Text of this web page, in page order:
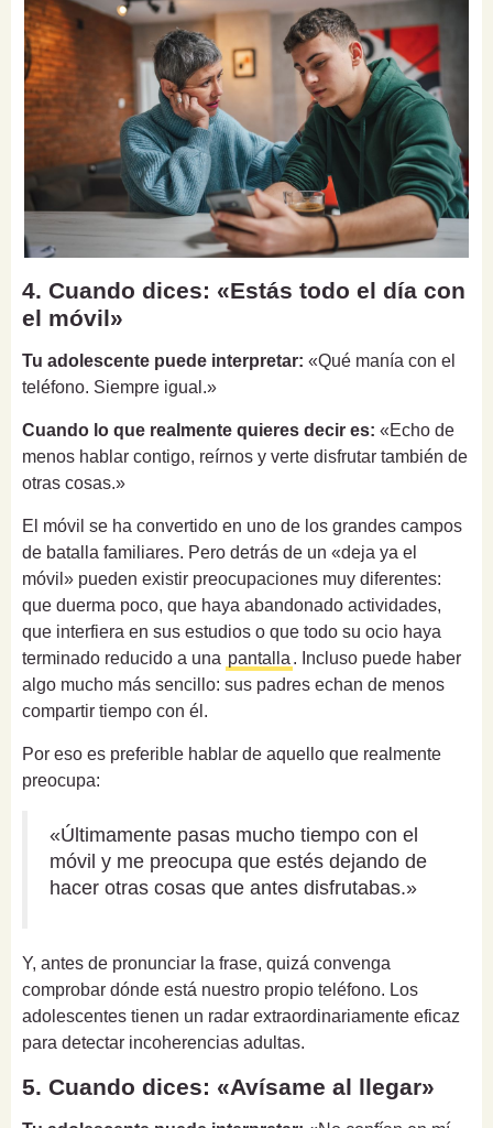
4. Cuando dices: «Estás todo el día con
el móvil»
Tu adolescente puede interpretar: «Qué manía con el
teléfono. Siempre igual.»
Cuando lo que realmente quieres decir es: «Echo de
menos hablar contigo, reírnos y verte disfrutar también de
otras cosas.»
El móvil se ha convertido en uno de los grandes campos
de batalla familiares. Pero detrás de un «deja ya el
móvil» pueden existir preocupaciones muy diferentes:
que duerma poco, que haya abandonado actividades,
que interfiera en sus estudios o que todo su ocio haya
terminado reducido a una pantalla . Incluso puede haber
algo mucho más sencillo: sus padres echan de menos
compartir tiempo con él.
Por eso es preferible hablar de aquello que realmente
preocupa:
«Últimamente pasas mucho tiempo con el
móvil y me preocupa que estés dejando de
hacer otras cosas que antes disfrutabas.»
Y, antes de pronunciar la frase, quizá convenga
comprobar dónde está nuestro propio teléfono. Los
adolescentes tienen un radar extraordinariamente eficaz
para detectar incoherencias adultas.
5. Cuando dices: «Avísame al llegar»